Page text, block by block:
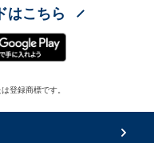
はこちら
登録商標です。